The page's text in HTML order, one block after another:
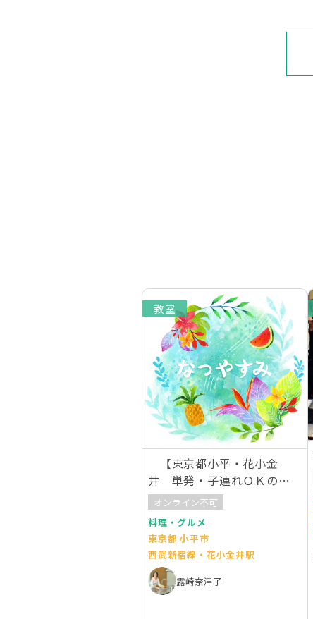
教室
【東京都小平・花小金
井 単発・子連れＯＫの家
庭料理教室】なつやすみ
オンライン不可
料理・グルメ
東京都 小平市
西武新宿線・花小金井駅
露崎奈津子